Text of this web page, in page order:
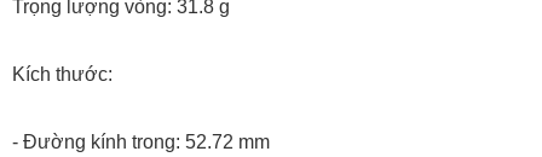
Trọng lượng vòng: 31.8 g
Kích thước:
- Đường kính trong: 52.72 mm